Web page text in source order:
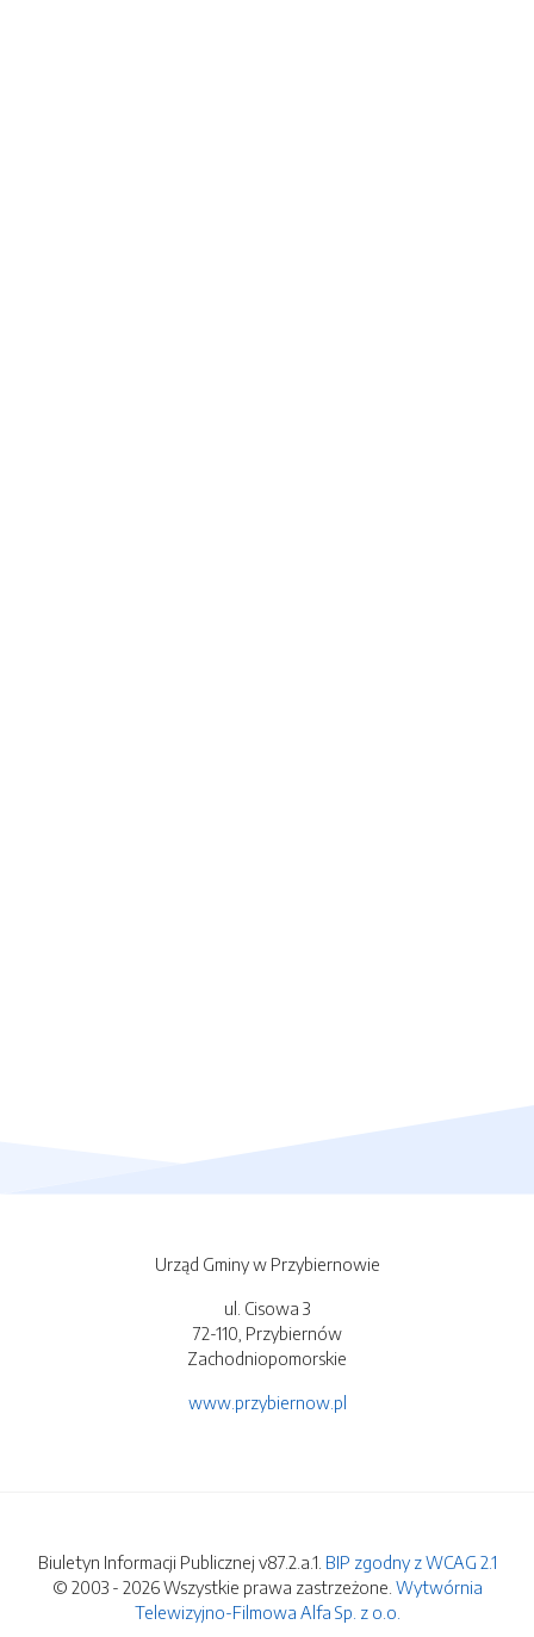
Urząd Gminy w Przybiernowie
ul. Cisowa 3
72-110, Przybiernów
Zachodniopomorskie
www.przybiernow.pl
Biuletyn Informacji Publicznej v87.2.a.1. BIP zgodny z WCAG 2.1
© 2003 - 2026 Wszystkie prawa zastrzeżone. Wytwórnia
Telewizyjno-Filmowa Alfa Sp. z o.o.